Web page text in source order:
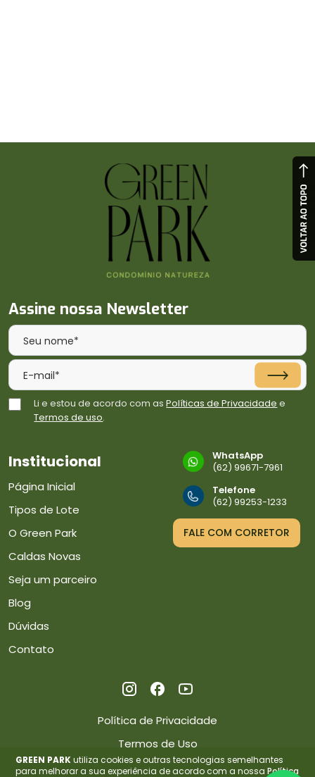
GREEN PARKutiliza cookies e outras tecnologias semelhantes
para melhorar a sua experiência de acordo com a nossa Política
Política de Privacidade
Termos de Uso
Institucional
Página Inicial
Tipos de Lote
O Green Park
Caldas Novas
Seja um parceiro
Blog
Dúvidas
Contato
WhatsApp
(62) 99671-7961
Telefone
(62) 99253-1233
FALE COM CORRETOR
Assine nossa Newsletter
Li e estou de acordo com asPolíticas de Privacidade e
Termos de uso.